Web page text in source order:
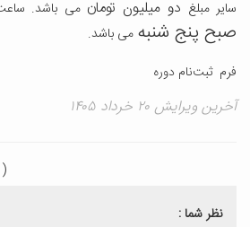
سایر مبلغ دو میلیون تومان می باشد.
صبح پنج شنبه می باشد.
فرم ثبت‌نام دوره
آخرین ویرایش ۲۰ خرداد ۱۴۰۵
نظر شما :